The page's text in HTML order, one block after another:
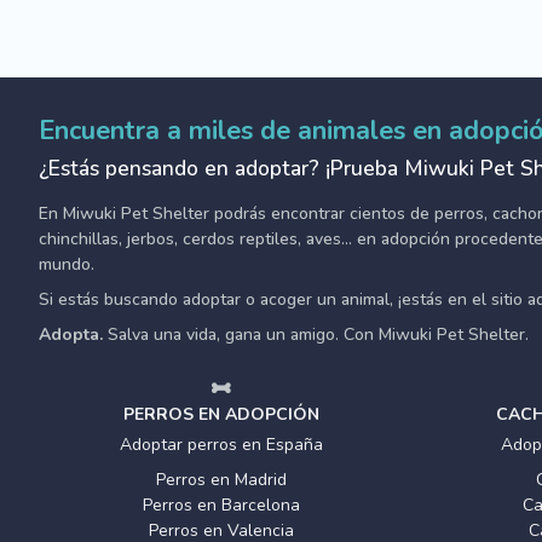
Encuentra a miles de animales en
¿Estás pensando en adoptar? ¡Prueba Miwuki Pet
En Miwuki Pet Shelter podrás encontrar cientos de perros,
chinchillas, jerbos, cerdos reptiles, aves... en adopción
mundo.
Si estás buscando adoptar o acoger un animal, ¡estás en el sitio
Adopta. Salva una vida, gana un amigo. Con Miwuki Pet Shelter.
PERROS EN ADOPCIÓN
Adoptar perros en España
Perros en Madrid
Perros en Barcelona
Perros en Valencia